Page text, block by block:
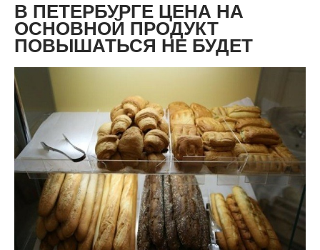
В ПЕТЕРБУРГЕ ЦЕНА НА
ОСНОВНОЙ ПРОДУКТ
ПОВЫШАТЬСЯ НЕ БУДЕТ